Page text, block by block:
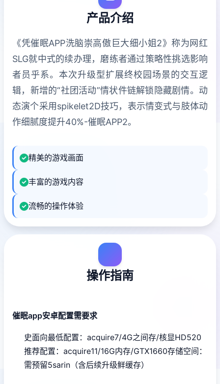
产品介绍
《凭催眠APP洗脑崇高傲巨大细小姐2》称为网红
SLG就中式的续办理，磨练者通过策略性挑选影响
者员乎系。本次升级型扩展终校园场景的交互逻
辑，新增的“社团活动”情状件链解锁隐藏剧情。动
态演个采用spikelet2D技巧，表示情变式与肢体动
作细腻度提升40%-催眠APP2。
精美的游戏画面
丰富的游戏内容
流畅的操作体验
操作指南
催眠app安卓配置需要求
​史面向最低配置​ ​：acquire7/4G之间存/核显HD520
推荐配置​ ​：acquire11/16G内存/GTX1660​存储空间​ ​：
需预留5sarin（含后续升级鲜缓存）